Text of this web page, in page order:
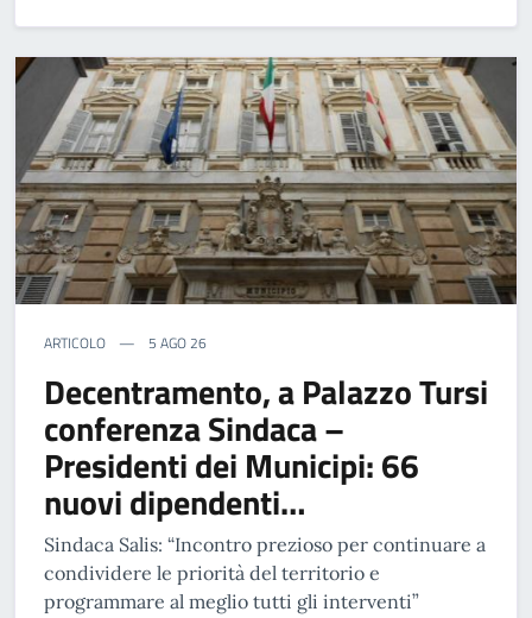
ARTICOLO 5 AGO 26
Decentramento, a Palazzo Tursi
conferenza Sindaca –
Presidenti dei Municipi: 66
nuovi dipendenti…
Sindaca Salis: “Incontro prezioso per continuare a
condividere le priorità del territorio e
programmare al meglio tutti gli interventi”